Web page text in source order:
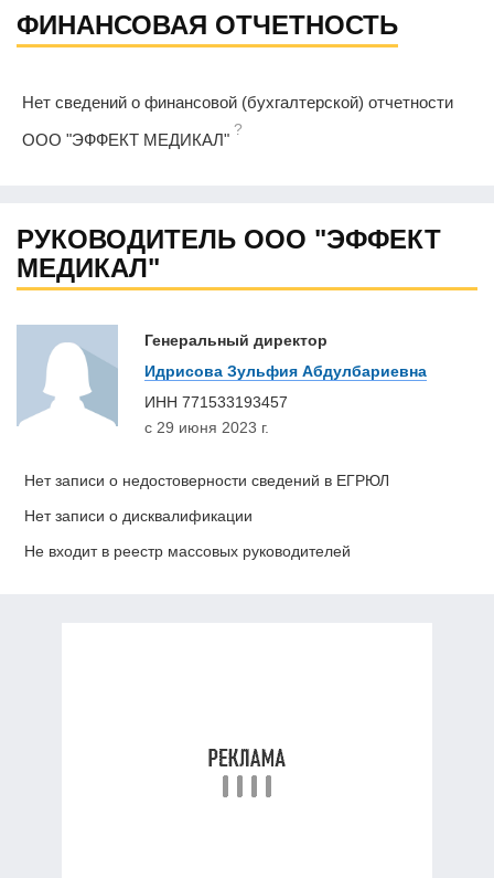
ФИНАНСОВАЯ ОТЧЕТНОСТЬ
Нет сведений о финансовой (бухгалтерской) отчетности
ООО "ЭФФЕКТ МЕДИКАЛ"
?
РУКОВОДИТЕЛЬ ООО "ЭФФЕКТ
МЕДИКАЛ"
Генеральный директор
Идрисова Зульфия Абдулбариевна
ИНН 771533193457
с 29 июня 2023 г.
Нет записи о недостоверности сведений в ЕГРЮЛ
Нет записи о дисквалификации
Не входит в реестр массовых руководителей